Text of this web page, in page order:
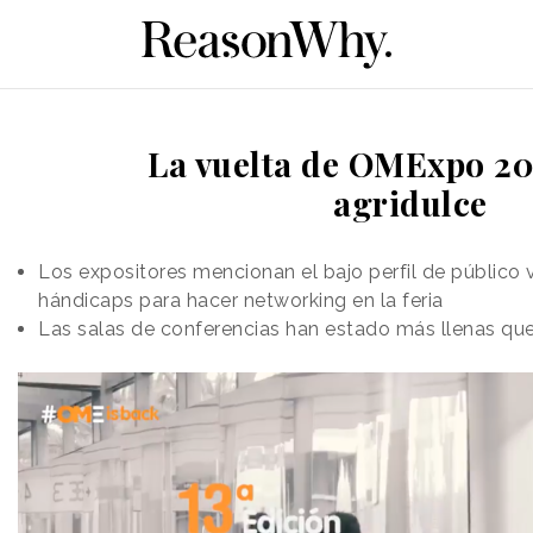
La vuelta de OMExpo
agridulce
Los expositores mencionan el bajo perfil de público
hándicaps para hacer networking en la feria
Las salas de conferencias han estado más llenas